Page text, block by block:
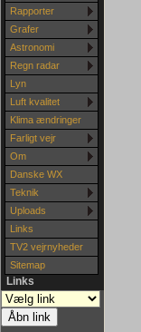
Rapporter
Grafer
Astronomi
Regn radar
Lyn
Luft kvalitet
Klima ændringer
Farligt vejr
Om
Danske WX
Teknik
Uploads
Links
TV2 vejrnyheder
Sitemap
Links